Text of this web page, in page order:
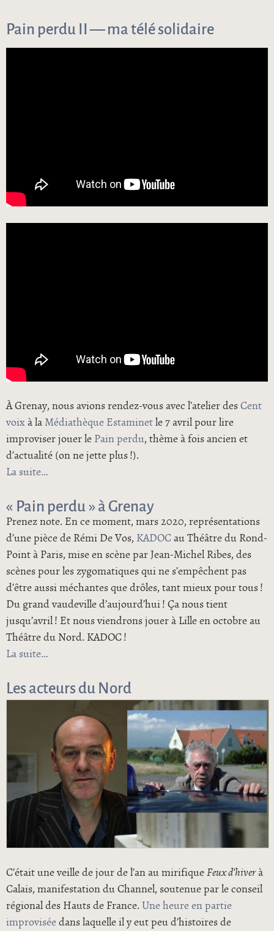
Pain perdu II — ma télé solidaire
À Grenay, nous avions rendez-vous avec l’atelier des Cent
voix à la Médiathèque Estaminet le 7 avril pour lire
improviser jouer le Pain perdu, thème à fois ancien et
d’actualité (on ne jette plus !).
La suitede Pain perdu II — ma télé solidaire
« Pain perdu » à Grenay
Prenez note. En ce moment, mars 2020, représentations
d’une pièce de Rémi De Vos, KADOC au Théâtre du Rond-
Point à Paris, mise en scène par Jean-Michel Ribes, des
scènes pour les zygomatiques qui ne s’empêchent pas
d’être aussi méchantes que drôles, tant mieux pour tous !
Du grand vaudeville d’aujourd’hui ! Ça nous tient
jusqu’avril ! Et nous viendrons jouer à Lille en octobre au
Théâtre du Nord. KADOC !
La suitede « Pain perdu » à Grenay
Les acteurs du Nord
C’était une veille de jour de l’an au mirifique Feux d’hiverà
Calais, manifestation du Channel, soutenue par le conseil
régional des Hauts de France. Une heure en partie
improvisée dans laquelle il y eut peu d’histoires de